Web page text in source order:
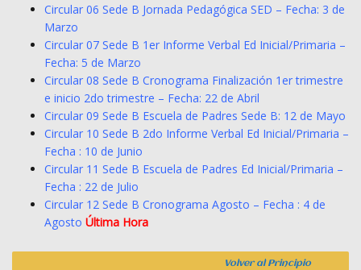
Circular 06 Sede B Jornada Pedagógica SED – Fecha: 3 de
Marzo
Circular 07 Sede B 1er Informe Verbal Ed Inicial/Primaria –
Fecha: 5 de Marzo
Circular 08 Sede B Cronograma Finalización 1er trimestre
e inicio 2do trimestre – Fecha: 22 de Abril
Circular 09 Sede B Escuela de Padres Sede B: 12 de Mayo
Circular 10 Sede B 2do Informe Verbal Ed Inicial/Primaria –
Fecha : 10 de Junio
Circular 11 Sede B Escuela de Padres Ed Inicial/Primaria –
Fecha : 22 de Julio
Circular 12 Sede B Cronograma Agosto – Fecha : 4 de
Agosto Última Hora
Volver al Principio